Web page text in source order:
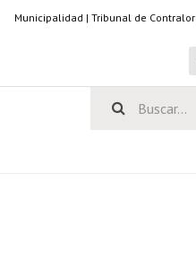
Municipalidad | Tribunal de Contralor